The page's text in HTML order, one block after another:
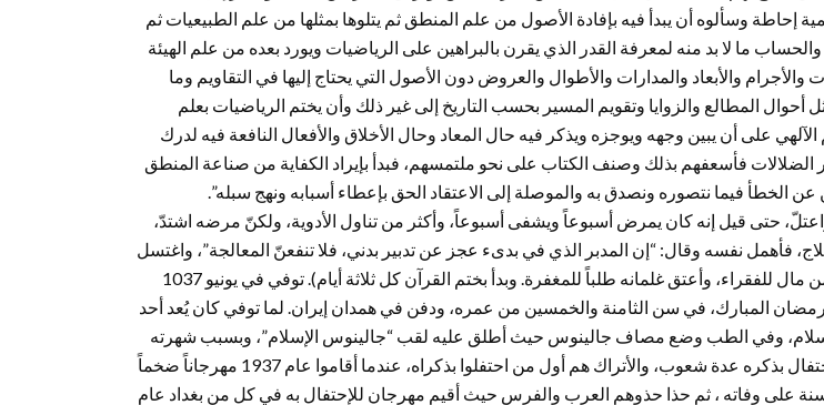
إحاطة وسألوه أن يبدأ فيه بإفادة الأصول من علم المنطق ثم يتلوها بمثلها من علم الطبيعيات ثم
ما لا بد منه لمعرفة القدر الذي يقرن بالبراهين على الرياضيات ويورد بعده من علم الهيئة
والأبعاد والمدارات والأطوال والعروض دون الأصول التي يحتاج إليها في التقاويم وما
أحوال المطالع والزوايا وتقويم المسير بحسب التاريخ إلى غير ذلك وأن يختم الرياضيات بعلم
على أن يبين وجهه ويوجزه ويذكر فيه حال المعاد وحال الأخلاق والأفعال النافعة فيه لدرك
الضلالات فأسعفهم بذلك وصنف الكتاب على نحو ملتمسهم، فبدأ بإيراد الكفاية من صناعة المنطق
عن الخطأ فيما نتصوره ونصدق به والموصلة إلى الاعتقاد الحق بإعطاء أسبابه ونهج سبله”.
حتى قيل إنه كان يمرض أسبوعاً ويشفى أسبوعاً، وأكثر من تناول الأدوية، ولكنّ مرضه اشتدّ،
فأهمل نفسه وقال: “إن المدبر الذي في بدىء عجز عن تدبير بدني، فلا تنفعنّ المعالجة”، واغتسل
وتاب، وتصدق بما لديه من مال للفقراء، وأعتق غلمانه طلباً للمغفرة. وبدأ بختم القرآن كل ثلاثة أيام). توفي في يونيو 1037
رمضان المبارك، في سن الثامنة والخمسين من عمره، ودفن في همدان إيران. لما توفي كان يُعد أحد
وفي الطب وضع مصاف جالينوس حيث أطلق عليه لقب “جالينوس الإسلام”، وبسبب شهرته
الواسعة فقد تسابق للإحتفال بذكره عدة شعوب، والأتراك هم أول من احتفلوا بذكراه، عندما أقاموا عام 1937 مهرجاناً ضخماً
على وفاته ، ثم حذا حذوهم العرب والفرس حيث أقيم مهرجان للإحتفال به في كل من بغداد عام